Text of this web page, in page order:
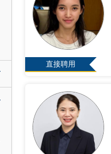
直接聘用